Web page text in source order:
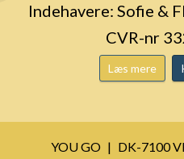
Indehavere: Sofie &
CVR-nr
Læs mere
YOU GO DK-7100